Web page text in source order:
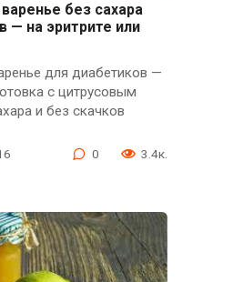
без сахара
— на эритрите или
для диабетиков —
с цитрусовым
и без скачков
0 3.4к.